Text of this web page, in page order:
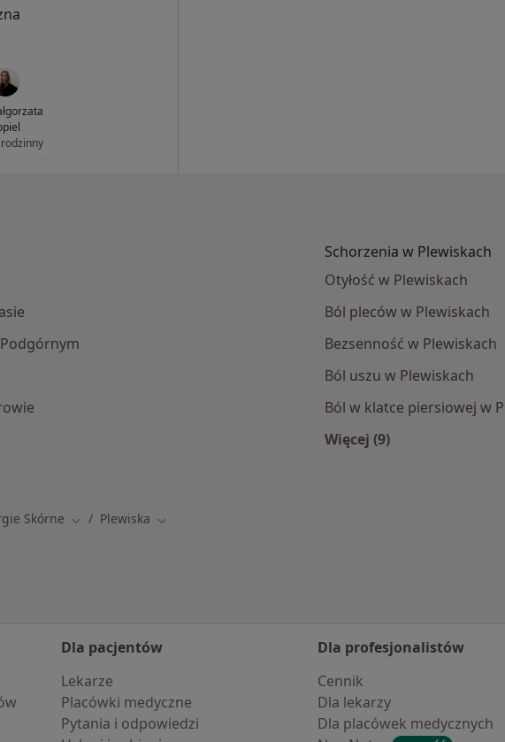
Schorzenia w Plewiskach
Otyłość w Plewiskach
Ból pleców w Plewiskach
Bezsenność w Plewiskach
Ból uszu w Plewiskach
Ból w klatce piersiowej w
Więcej (9)
Skórne Zmień miasto
Plewiska Zmień miasto
Dla pacjentów
Lekarze
Placówki medyczne
Pytania i odpowiedzi
Dla profesjonalistów
Cennik
Dla lekarzy
Dla placówek medycznych